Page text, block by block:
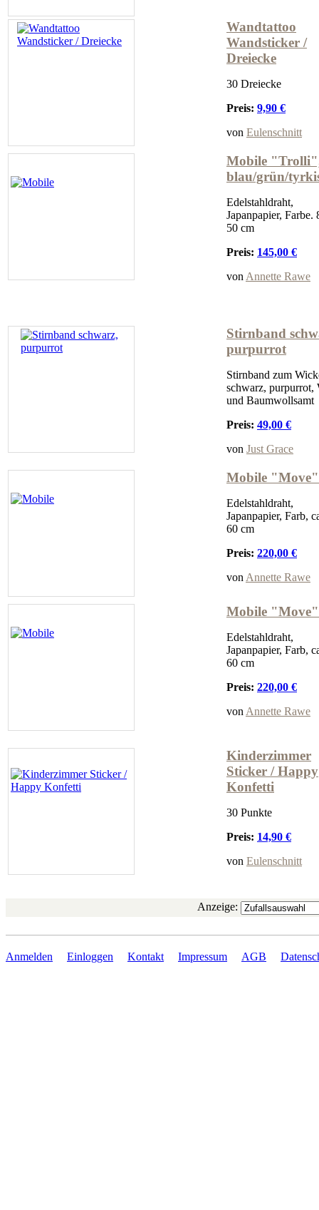
Wandtattoo
Wandsticker /
Dreiecke
30 Dreiecke
Preis: 9,90 €
von Eulenschnitt
Mobile
blau/grün/
Edelstahldraht,
Japanpapier, Farbe.
50 cm
Preis: 145,00 €
von Annette Rawe
Stirnband
purpurrot
Stirnband zum
schwarz, purpurrot,
und Baumwollsamt
Preis: 49,00 €
von Just Grace
Mobile "Move"
Edelstahldraht,
Japanpapier, Farb,
60 cm
Preis: 220,00 €
von Annette Rawe
Mobile "Move"
Edelstahldraht,
Japanpapier, Farb,
60 cm
Preis: 220,00 €
von Annette Rawe
Kinderzimmer
Sticker / Happy
Konfetti
30 Punkte
Preis: 14,90 €
von Eulenschnitt
Anzeige:
Anmelden Einloggen Kontakt Impressum AGB